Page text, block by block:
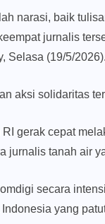
narasi, baik
jurnalis
Selasa (19/5/2026).
aksi solidaritas
gerak cepat
jurnalis tanah air
secara
yang